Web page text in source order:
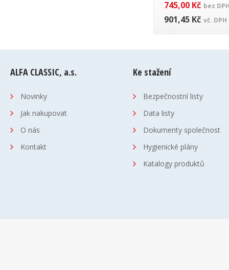
745,00 Kč bez
901,45 Kč vč. DPH
ALFA CLASSIC, a.s.
Novinky
Jak nakupovat
O nás
Kontakt
Ke stažení
Bezpečnostní listy
Data listy
Dokumenty společnost
Hygienické plány
Katalogy produktů